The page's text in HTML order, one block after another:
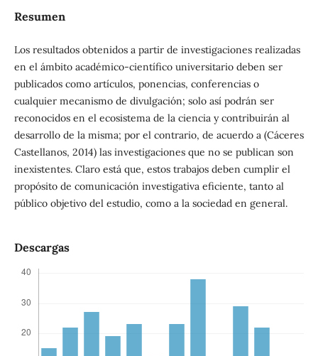
Resumen
Los resultados obtenidos a partir de investigaciones realizadas
en el ámbito académico-científico universitario deben ser
publicados como artículos, ponencias, conferencias o
cualquier mecanismo de divulgación; solo así podrán ser
reconocidos en el ecosistema de la ciencia y contribuirán al
desarrollo de la misma; por el contrario, de acuerdo a (Cáceres
Castellanos, 2014) las investigaciones que no se publican son
inexistentes. Claro está que, estos trabajos deben cumplir el
propósito de comunicación investigativa eficiente, tanto al
público objetivo del estudio, como a la sociedad en general.
Descargas